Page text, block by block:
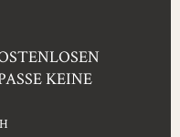
KEINE